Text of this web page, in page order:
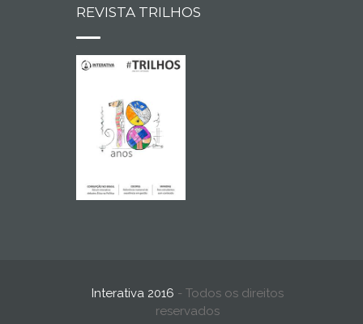
REVISTA TRILHOS
Interativa 2016 - Todos os direitos
reservados